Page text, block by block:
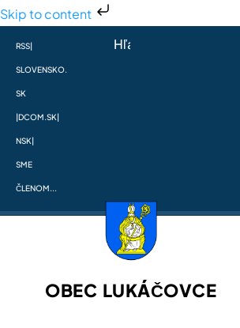
Skip to content
RSS|
SLOVENSKO.
SK
|DCOM.SK|
NSK|
SME
ČLENOM...
OBEC LUKÁČOVCE